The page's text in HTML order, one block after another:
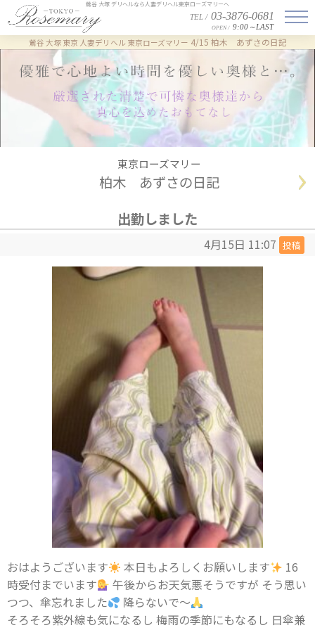
TEL / 03-3876-0681
OPEN / 9:00～LAST
鶯谷 大塚 デリヘルなら人妻デリヘル東京ローズマリーへ
鶯谷 大塚 東京 人妻デリヘル 東京ローズマリー 4/15 柏木 あずさの日記
東京ローズマリー
柏木 あずさの日記
出勤しました
4月15日 11:07 投稿
おはようございます 本日もよろしくお願いします
16
時受付までいます
午後からお天気悪そうですが そう思い
つつ、傘忘れました
降らないで〜
そろそろ紫外線も気になるし 梅雨の季節にもなるし 日傘兼